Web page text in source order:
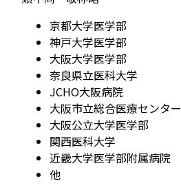
京都大学医学部
神戸大学医学部
大阪大学医学部
奈良県立医科大学
JCHO大阪病院
大阪市立総合医療センター
大阪公立大学医学部
関西医科大学
近畿大学医学部附属病院
他